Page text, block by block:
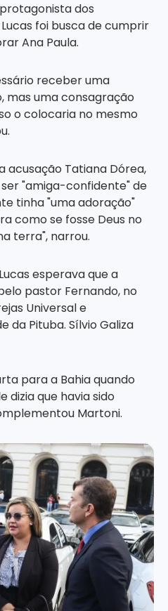
dos
foi busca de cumprir
Ana Paula.
receber uma
mas uma consagração
o colocaria no mesmo
acusação Tatiana Dórea,
"amiga-confidente" de
tinha "uma adoração"
como se fosse Deus no
terra", narrou.
esperava que a
pastor Fernando, no
Universal e
da Pituba. Sílvio Galiza
para a Bahia quando
dizia que havia sido
Martoni.